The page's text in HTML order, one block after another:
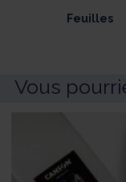
Feuilles
Vous